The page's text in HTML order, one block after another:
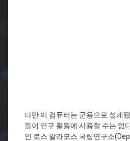
다만 이 컴퓨터는 군용으로 설계
들이 연구 활동에 사용할 수는 없
인 로스 알라모스 국립연구소